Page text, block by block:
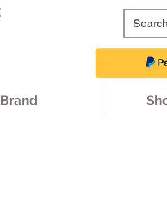
Brand